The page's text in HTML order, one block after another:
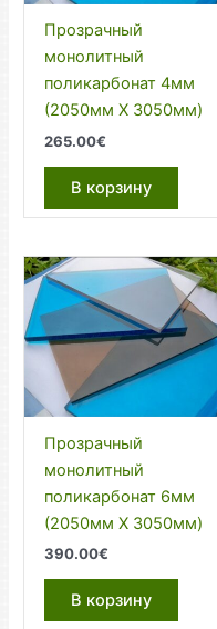
Прозрачный
монолитный
поликарбонат 4мм
(2050мм Х 3050мм)
265.00€
В корзину
Прозрачный
монолитный
поликарбонат 6мм
(2050мм Х 3050мм)
390.00€
В корзину